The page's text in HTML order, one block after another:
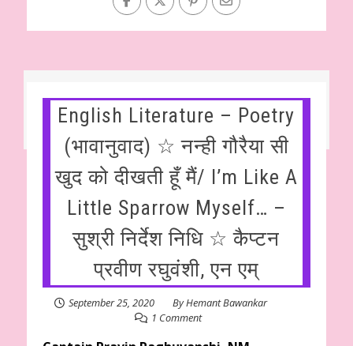
English Literature – Poetry
(भावानुवाद) ☆ नन्ही गौरैया सी
खुद को दीखती हूँ मैं/ I’m Like A
Little Sparrow Myself… –
सुश्री निर्देश निधि ☆ कैप्टन
प्रवीण रघुवंशी, एन एम्
September 25, 2020 ByHemant Bawankar
1 Comment